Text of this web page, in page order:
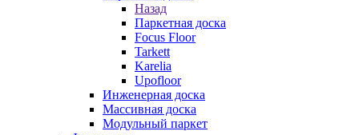
Назад
Паркетная доска
Focus Floor
Tarkett
Karelia
Upofloor
Инженерная доска
Массивная доска
Модульный паркет